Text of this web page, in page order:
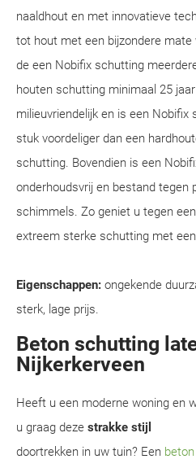
naaldhout en met innovatieve
tot hout met een bijzondere
de een Nobifix schutting
houten schutting minimaal 25
milieuvriendelijk en is een
stuk voordeliger dan een
schutting. Bovendien is een
onderhoudsvrij en bestand tegen
schimmels. Zo geniet u tegen
extreem sterke schutting met
Eigenschappen: ongekende
sterk, lage prijs.
Beton schutting
Nijkerkerveen
Heeft u een moderne woning en
u graag deze strakke stijl
doortrekken in uw tuin? Een beton